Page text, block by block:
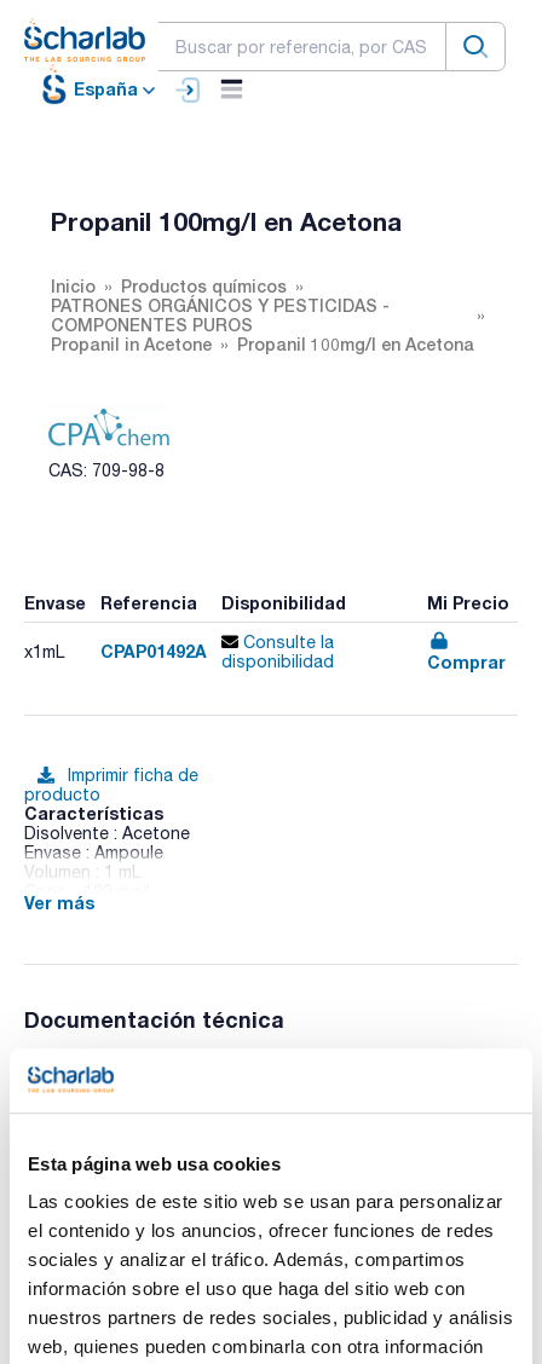
Esta página web usa cookies
Las cookies de este sitio web se usan para personalizar
el contenido y los anuncios, ofrecer funciones de redes
sociales y analizar el tráfico. Además, compartimos
información sobre el uso que haga del sitio web con
nuestros partners de redes sociales, publicidad y análisis
web, quienes pueden combinarla con otra información
España
Propanil 100mg/l en Acetona
Inicio
Productos químicos
PATRONES ORGÁNICOS Y PESTICIDAS -
COMPONENTES PUROS
Propanil in Acetone
Propanil 100mg/l en Acetona
CAS: 709-98-8
Envase Referencia Disponibilidad Mi Precio
x1mL CPAP01492A
Consulte la
disponibilidad
Comprar
Imprimir ficha de
producto
Características
Disolvente : Acetone
Envase : Ampoule
Volumen : 1 mL
CAS : [709-98-8]
Ver más
Documentación técnica
TDS / Ficha técnica
Regístrate para
Regístrate para
descargas
productos marca Scharlau habitualmente en stock,
listos para una entrega inmediata.